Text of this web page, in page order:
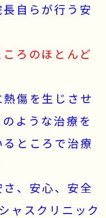
自らが行う安
ろのほとんど
傷を生じさせ
ような治療を
ところで治療
、安心、安全
ャスクリニック